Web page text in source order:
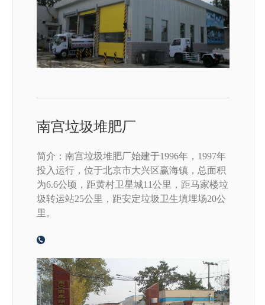
南宫垃圾堆肥厂
简介：南宫垃圾堆肥厂始建于1996年，1997年
投入运行，位于北京市大兴区赢海镇，总面积
为6.6公顷，距黄村卫星城11公里，距马家楼垃
圾转运站25公里，距安定垃圾卫生填埋场20公
里。